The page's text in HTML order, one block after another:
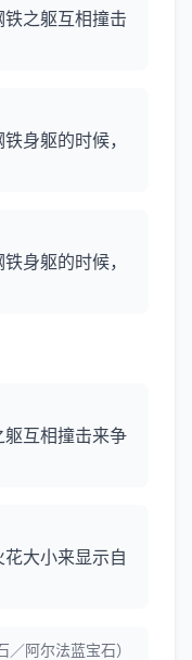
之躯互相撞击
身躯的时候，
身躯的时候，
互相撞击来争
大小来显示自
阿尔法蓝宝石）